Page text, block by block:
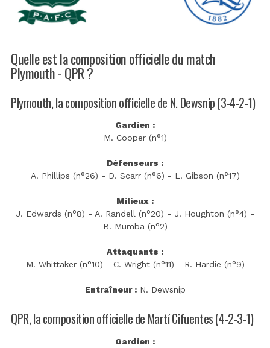
Quelle est la composition officielle du match
Plymouth - QPR ?
Plymouth, la composition officielle de N. Dewsnip (3-4-2-1)
Gardien :
M. Cooper (n°1)
Défenseurs :
A. Phillips (n°26) - D. Scarr (n°6) - L. Gibson (n°17)
Milieux :
J. Edwards (n°8) - A. Randell (n°20) - J. Houghton (n°4) -
B. Mumba (n°2)
Attaquants :
M. Whittaker (n°10) - C. Wright (n°11) - R. Hardie (n°9)
Entraîneur :N. Dewsnip
QPR, la composition officielle de Martí Cifuentes (4-2-3-1)
Gardien :